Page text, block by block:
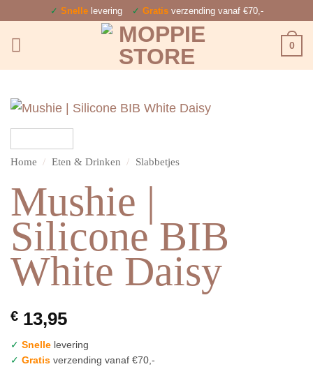
inhoud
✓ Snellelevering ✓ Gratisverzending vanaf €70,-
0
Home / Eten & Drinken / Slabbetjes
Mushie |
Silicone BIB
White Daisy
€ 13,95
✓ Snelle levering
✓ Gratis verzending vanaf €70,-